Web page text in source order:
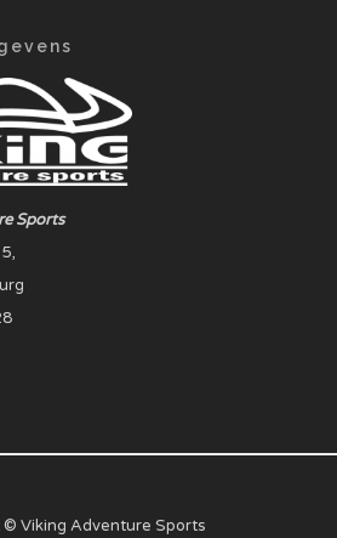
Sports
© Viking Adventure Sports